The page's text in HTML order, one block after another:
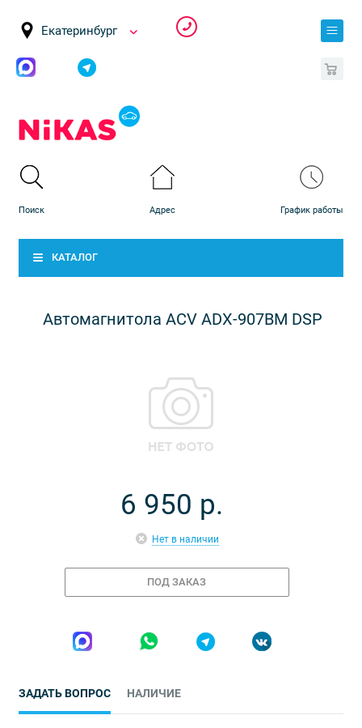
Екатеринбург
КАТАЛОГ
Автомагнитола ACV ADX-907BM DSP
6 950 р.
Нет в наличии
ПОД ЗАКАЗ
ЗАДАТЬ ВОПРОС НАЛИЧИЕ